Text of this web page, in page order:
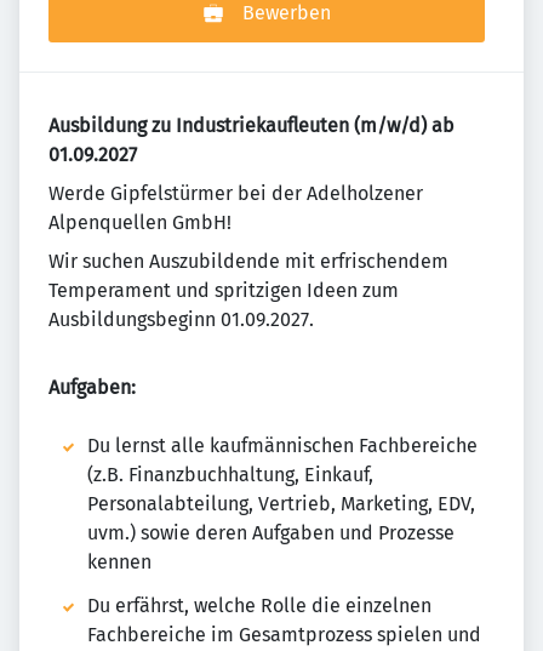
Bewerben
Ausbildung zu Industriekaufleuten (m/w/d) ab
01.09.2027
Werde Gipfelstürmer bei der Adelholzener
Alpenquellen GmbH!
Wir suchen Auszubildende mit erfrischendem
Temperament und spritzigen Ideen zum
Ausbildungsbeginn 01.09.2027.
Aufgaben:
Du lernst alle kaufmännischen Fachbereiche
(z.B. Finanzbuchhaltung, Einkauf,
Personalabteilung, Vertrieb, Marketing, EDV,
uvm.) sowie deren Aufgaben und Prozesse
kennen
Du erfährst, welche Rolle die einzelnen
Fachbereiche im Gesamtprozess spielen und